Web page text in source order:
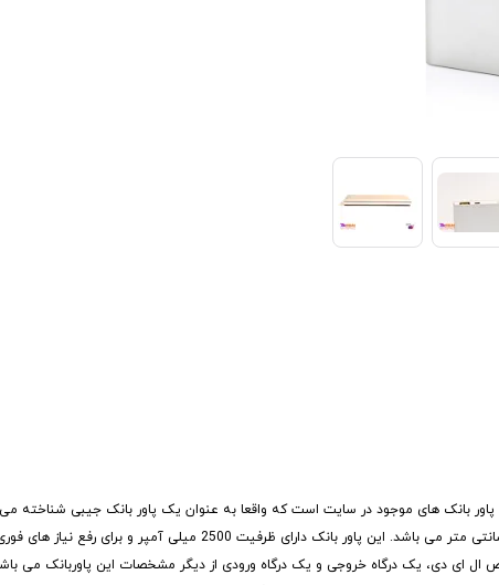
پاور بانک های موجود در سایت است که واقعا به عنوان یک پاور بانک جیبی شناخته
4 چراغ ریز شاخص ال ای دی، یک درگاه خروجی و یک درگاه ورودی از دیگر مشخصات این